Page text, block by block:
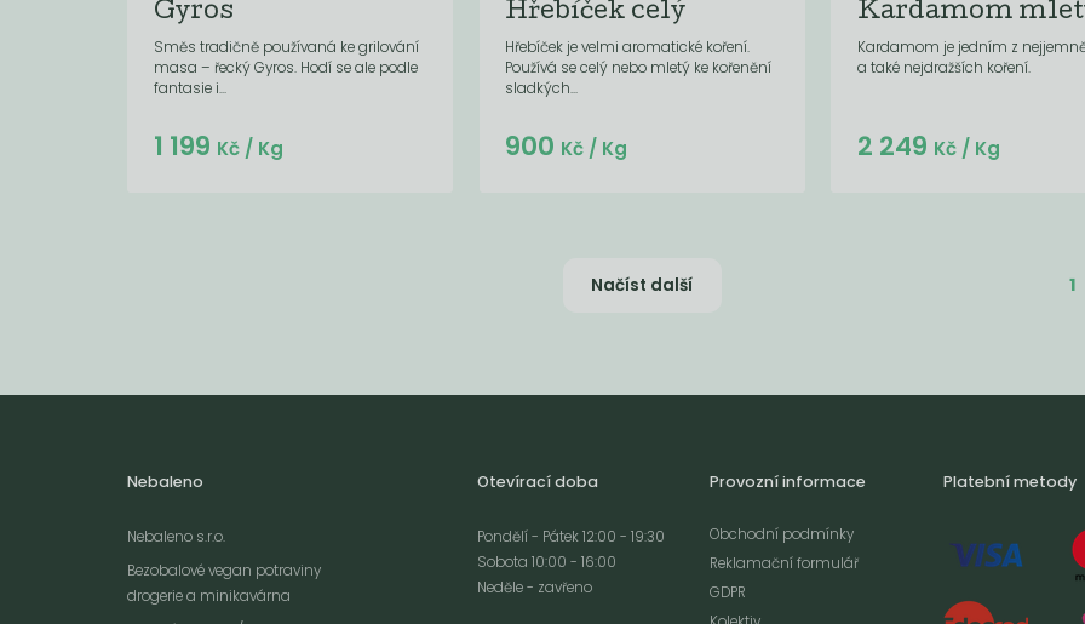
Gyros
Směs tradičně používaná ke grilování
masa – řecký Gyros. Hodí se ale podle
fantasie i...
Do košíku:
1 199 Kč/ Kg
Hřebíček celý
Hřebíček je velmi aromatické koření.
Používá se celý nebo mletý ke kořenění
sladkých...
Do košíku:
900 Kč / Kg
Kardamom
Kardamom je jedním z
a také nejdražších koření.
Do košíku:
2 249 Kč/ Kg
Načíst další 1
Nebaleno
Nebaleno s.r.o.
Bezobalové vegan potraviny
drogerie a minikavárna
Otevírací doba
Pondělí - Pátek 12:00 - 19:30
Sobota 10:00 - 16:00
Neděle - zavřeno
Provozní informace
Obchodní podmínky
Reklamační formulář
GDPR
Platební metody